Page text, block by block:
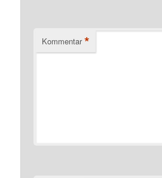
Kommentar *